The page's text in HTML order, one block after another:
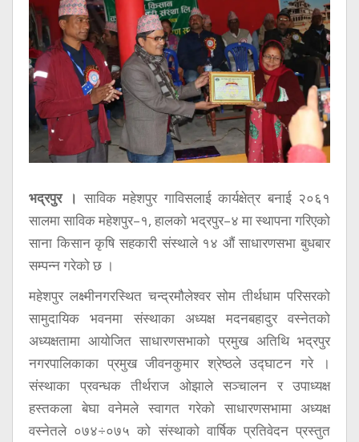
भद्रपुर । साविक महेशपुर गाविसलाई कार्यक्षेत्र बनाई २०६१
सालमा साविक महेशपुर–१, हालको भद्रपुर–४ मा स्थापना गरिएको
साना किसान कृषि सहकारी संस्थाले १४ औं साधारणसभा बुधबार
सम्पन्न गरेको छ ।
महेशपुर लक्ष्मीनगरस्थित चन्द्रमौलेश्वर सोम तीर्थधाम परिसरको
सामुदायिक भवनमा संस्थाका अध्यक्ष मदनबहादुर वस्नेतको
अध्यक्षतामा आयोजित साधारणसभाको प्रमुख अतिथि भद्रपुर
नगरपालिकाका प्रमुख जीवनकुमार श्रेष्ठले उद्घाटन गरे ।
संस्थाका प्रवन्धक तीर्थराज ओझाले सञ्चालन र उपाध्यक्ष
हस्तकला बेघा वनेमले स्वागत गरेको साधारणसभामा अध्यक्ष
वस्नेतले ०७४÷०७५ को संस्थाको वार्षिक प्रतिवेदन प्रस्तुत
विज्ञापन
Tech